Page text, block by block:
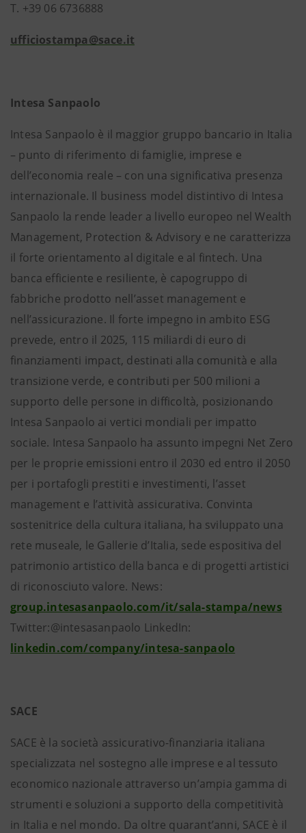
T. +39 06 6736888
ufficiostampa@sace.it
Intesa Sanpaolo
Intesa Sanpaolo è il maggior gruppo bancario in Italia
– punto di riferimento di famiglie, imprese e
dell’economia reale – con una significativa presenza
internazionale. Il business model distintivo di Intesa
Sanpaolo la rende leader a livello europeo nel Wealth
Management, Protection & Advisory e ne caratterizza
il forte orientamento al digitale e al fintech. Una
banca efficiente e resiliente, è capogruppo di
fabbriche prodotto nell’asset management e
nell’assicurazione. Il forte impegno in ambito ESG
prevede, entro il 2025, 115 miliardi di euro di
finanziamenti impact, destinati alla comunità e alla
transizione verde, e contributi per 500 milioni a
supporto delle persone in difficoltà, posizionando
Intesa Sanpaolo ai vertici mondiali per impatto
sociale. Intesa Sanpaolo ha assunto impegni Net Zero
per le proprie emissioni entro il 2030 ed entro il 2050
per i portafogli prestiti e investimenti, l’asset
management e l’attività assicurativa. Convinta
sostenitrice della cultura italiana, ha sviluppato una
rete museale, le Gallerie d’Italia, sede espositiva del
patrimonio artistico della banca e di progetti artistici
di riconosciuto valore. News:
group.intesasanpaolo.com/it/sala-stampa/news
Twitter:@intesasanpaolo LinkedIn:
linkedin.com/company/intesa-sanpaolo
SACE
SACE è la società assicurativo-finanziaria italiana
specializzata nel sostegno alle imprese e al tessuto
economico nazionale attraverso un’ampia gamma di
strumenti e soluzioni a supporto della competitività
in Italia e nel mondo. Da oltre quarant’anni, SACE è il